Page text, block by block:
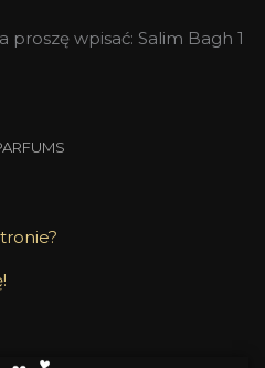
wpisać: Salim Bagh 1